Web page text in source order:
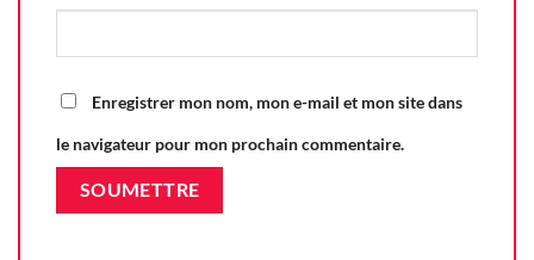
Enregistrer mon nom, mon e-mail et mon site dans
le navigateur pour mon prochain commentaire.